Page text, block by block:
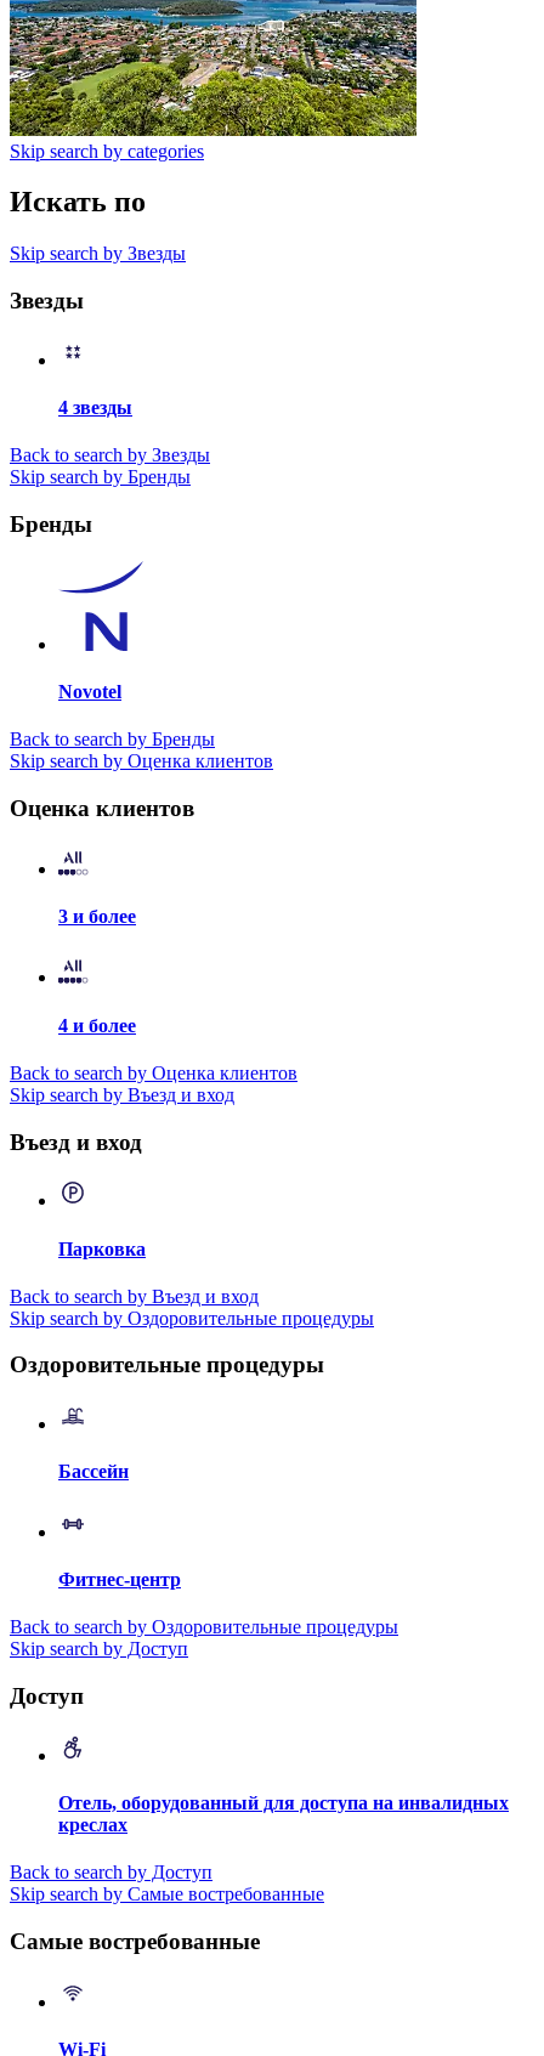
Skip search by categories
Искать по
Skip search by Звезды
Звезды
4 звезды
Back to search by Звезды
Skip search by Бренды
Бренды
Novotel
Back to search by Бренды
Skip search by Оценка клиентов
Оценка клиентов
3 и более
4 и более
Back to search by Оценка клиентов
Skip search by Въезд и вход
Въезд и вход
Парковка
Back to search by Въезд и вход
Skip search by Оздоровительные процедуры
Оздоровительные процедуры
Бассейн
Фитнес-центр
Back to search by Оздоровительные процедуры
Skip search by Доступ
Доступ
Отель, оборудованный для доступа на инвалидных
креслах
Back to search by Доступ
Skip search by Самые востребованные
Самые востребованные
Wi-Fi